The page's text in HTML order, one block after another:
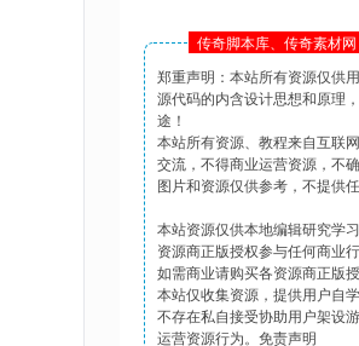
传奇脚本库、传奇素材
郑重声明：本站所有资源仅供
源代码的内含设计思想和原理
途！
本站所有资源、教程来自互联
交流，不得商业运营资源，不
图片和资源仅供参考，不提供
本站资源仅供本地编辑研究学
资源商正版授权参与任何商业
如需商业请购买各资源商正版
本站仅收集资源，提供用户自
不存在私自接受协助用户架设
运营资源行为。免责声明